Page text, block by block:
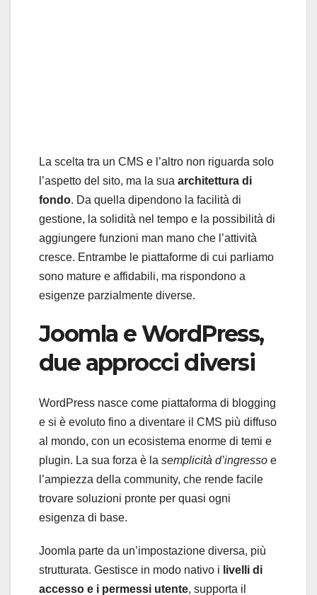
La scelta tra un CMS e l’altro non riguarda solo
l’aspetto del sito, ma la sua architettura di
fondo. Da quella dipendono la facilità di
gestione, la solidità nel tempo e la possibilità di
aggiungere funzioni man mano che l’attività
cresce. Entrambe le piattaforme di cui parliamo
sono mature e affidabili, ma rispondono a
esigenze parzialmente diverse.
Joomla e WordPress,
due approcci diversi
WordPress nasce come piattaforma di blogging
e si è evoluto fino a diventare il CMS più diffuso
al mondo, con un ecosistema enorme di temi e
plugin. La sua forza è la semplicità d’ingresso e
l’ampiezza della community, che rende facile
trovare soluzioni pronte per quasi ogni
esigenza di base.
Joomla parte da un’impostazione diversa, più
strutturata. Gestisce in modo nativo i livelli di
accesso e i permessi utente, supporta il